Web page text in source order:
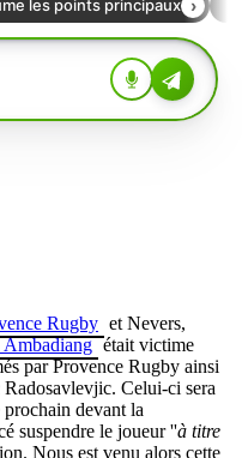
Rugby et Nevers,
Ambadiang était victime
par Provence Rugby ainsi
Celui-ci sera
devant la
suspendre le joueur ''à titre
Nous est venu alors cette